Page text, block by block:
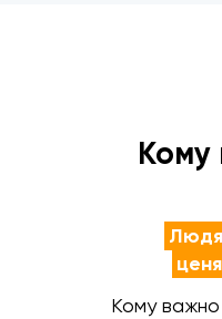
Кому
Кому